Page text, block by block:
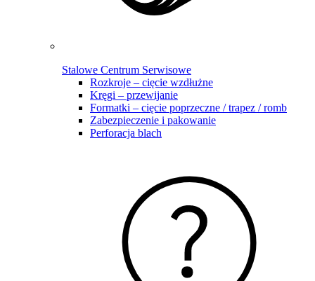
Stalowe Centrum Serwisowe
Rozkroje – cięcie wzdłużne
Kręgi – przewijanie
Formatki – cięcie poprzeczne / trapez / romb
Zabezpieczenie i pakowanie
Perforacja blach